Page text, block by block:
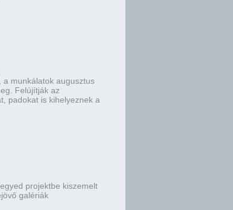
a munkálatok augusztus
Felújítják az
padokat is kihelyeznek a
projektbe kiszemelt
galériák